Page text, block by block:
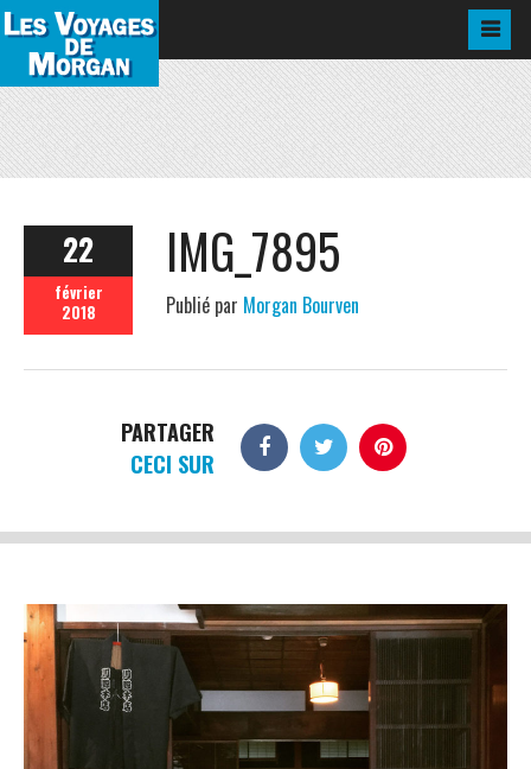
22
février
2018
IMG_7895
Publié par Morgan Bourven
PARTAGER
CECI SUR